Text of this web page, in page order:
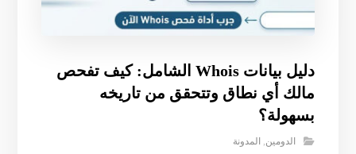
دليل بيانات Whois الشامل: كيف تفحص
مالك أي نطاق وتتحقق من تاريخه
بسهولة؟
الدومين, المدونة